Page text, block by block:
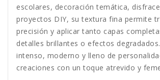
escolares, decoración temática,
proyectos DIY, su textura fina permite
precisión y aplicar tanto capas
detalles brillantes o efectos
intenso, moderno y lleno de
creaciones con un toque atrevido y